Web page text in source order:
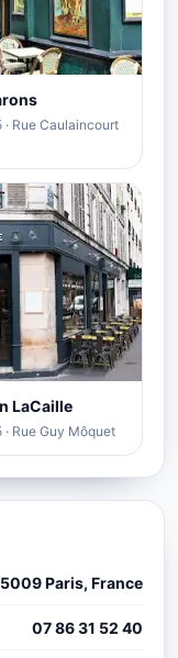
Rue Caulaincourt
LaCaille
Rue Guy Môquet
Paris, France
07 86 31 52 40